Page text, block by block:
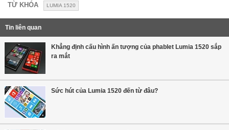
TỪ KHÓA LUMIA 1520
Tin liên quan
Khẳng định cấu hình ấn tượng của phablet Lumia 1520 sắp
ra mắt
Sức hút của Lumia 1520 đến từ đâu?